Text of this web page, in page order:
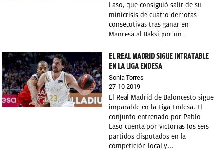
Laso, que consiguió salir de su
minicrisis de cuatro derrotas
consecutivas tras ganar en
Manresa al Baksi por un...
EL REAL MADRID SIGUE INTRATABLE
EN LA LIGA ENDESA
Sonia Torres
27-10-2019
El Real Madrid de Baloncesto sigue
imparable en la Liga Endesa. El
conjunto entrenado por Pablo
Laso cuenta por victorias los seis
partidos disputados en la
competición local y...